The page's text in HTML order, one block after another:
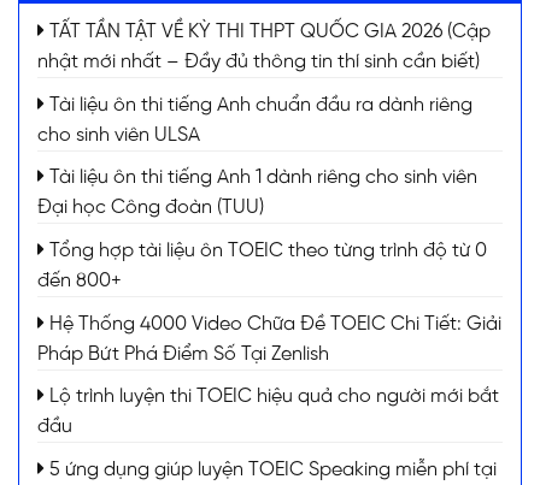
TẤT TẦN TẬT VỀ KỲ THI THPT QUỐC GIA 2026 (Cập
nhật mới nhất – Đầy đủ thông tin thí sinh cần biết)
Tài liệu ôn thi tiếng Anh chuẩn đầu ra dành riêng
cho sinh viên ULSA
Tài liệu ôn thi tiếng Anh 1 dành riêng cho sinh viên
Đại học Công đoàn (TUU)
Tổng hợp tài liệu ôn TOEIC theo từng trình độ từ 0
đến 800+
Hệ Thống 4000 Video Chữa Đề TOEIC Chi Tiết: Giải
Pháp Bứt Phá Điểm Số Tại Zenlish
Lộ trình luyện thi TOEIC hiệu quả cho người mới bắt
đầu
5 ứng dụng giúp luyện TOEIC Speaking miễn phí tại